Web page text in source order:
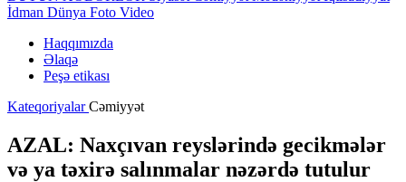
İdman Dünya Foto Video
Haqqımızda
Əlaqə
Peşə etikası
KateqoriyalarCəmiyyət
AZAL: Naxçıvan reyslərində gecikmələr
və ya təxirə salınmalar nəzərdə tutulur